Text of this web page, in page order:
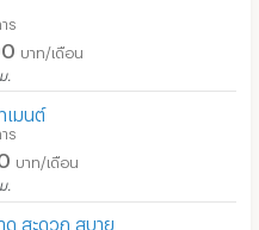
ร
บาท/เดือน
.
เมนต์
ร
บาท/เดือน
.
ด สะดวก สบาย